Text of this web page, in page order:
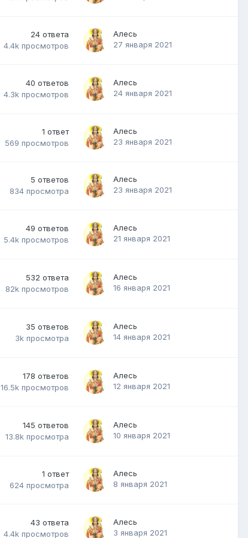
24 ответа
4.4k просмотров
Алесь
27 января 2021
40 ответов
4.3k просмотров
Алесь
24 января 2021
1 ответ
569 просмотров
Алесь
23 января 2021
5 ответов
834 просмотра
Алесь
23 января 2021
49 ответов
5.4k просмотров
Алесь
21 января 2021
532 ответа
82k просмотров
Алесь
16 января 2021
35 ответов
3k просмотра
Алесь
14 января 2021
178 ответов
16.5k просмотров
Алесь
12 января 2021
145 ответов
13.8k просмотра
Алесь
10 января 2021
1 ответ
624 просмотра
Алесь
8 января 2021
43 ответа
4.4k просмотров
Алесь
3 января 2021